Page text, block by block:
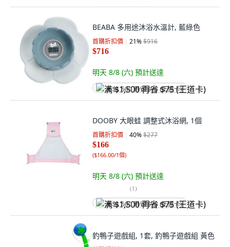
BEABA 多用途沐浴水溫計, 藍綠色
首購折扣價 21%$916
$716
明天 8/8 (六) 預計送達
满 $1,500 再省 $75 (王道卡)
DOOBY 大眼蛙 調整式沐浴網, 1個
首購折扣價 40%$277
$166
($166.00/1個)
明天 8/8 (六) 預計送達
(1)
满 $1,500 再省 $75 (王道卡)
釣鴨子遊戲組, 1套, 釣鴨子遊戲組 黃色